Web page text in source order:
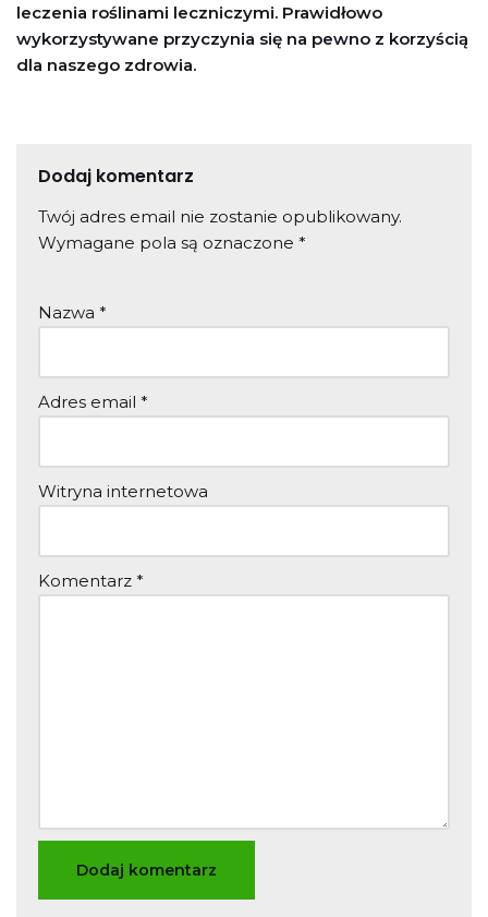
leczenia roślinami leczniczymi. Prawidłowo
wykorzystywane przyczynia się na pewno z korzyścią
dla naszego zdrowia.
Dodaj komentarz
Twój adres email nie zostanie opublikowany.
Wymagane pola są oznaczone *
Nazwa *
Adres email *
Witryna internetowa
Komentarz *